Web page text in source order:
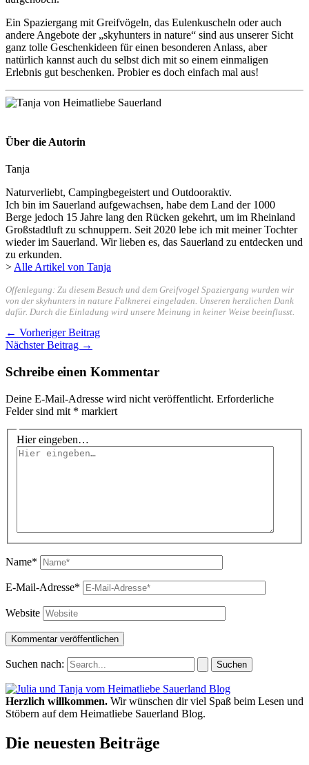
Ein Spaziergang mit Greifvögeln, das Eulenkuscheln oder auch
andere Angebote der „skyhunters in nature“ sind aus unserer Sicht
ganz tolle Geschenkideen für einen besonderen Anlass, aber
natürlich kannst auch du selbst dich mit so einem einmaligen
Erlebnis gut beschenken. Probier es doch einfach mal aus!
Über die Autorin
Tanja
Naturverliebt, Campingbegeistert und Outdooraktiv.
Ich bin im Sauerland aufgewachsen, habe dem Land der 1000
Berge jedoch 15 Jahre lang den Rücken gekehrt, um im Rheinland
Großstadtluft zu schnuppern. Seit 2020 lebe ich mit meiner Tochter
wieder im Sauerland. Wir lieben es, das Sauerland zu entdecken und
zu erkunden.
> Alle Artikel von Tanja
Offenlegung: Zu diesem Besuch und dem Greifvogel Spaziergang wurden wir
von der skyhunters in nature Falknerei eingeladen. Unseren herzlichen Dank
dafür. Durch die Einladung wird unsere Meinung in keiner Weise beeinflusst.
← Vorheriger Beitrag
Nächster Beitrag →
Schreibe einen Kommentar
Deine E-Mail-Adresse wird nicht veröffentlicht. Erforderliche
Felder sind mit * markiert
Hier eingeben…
Name*
E-Mail-Adresse*
Website
Suchen nach:
Herzlich willkommen. Wir wünschen dir viel Spaß beim Lesen und
Stöbern auf dem Heimatliebe Sauerland Blog.
Die neuesten Beiträge